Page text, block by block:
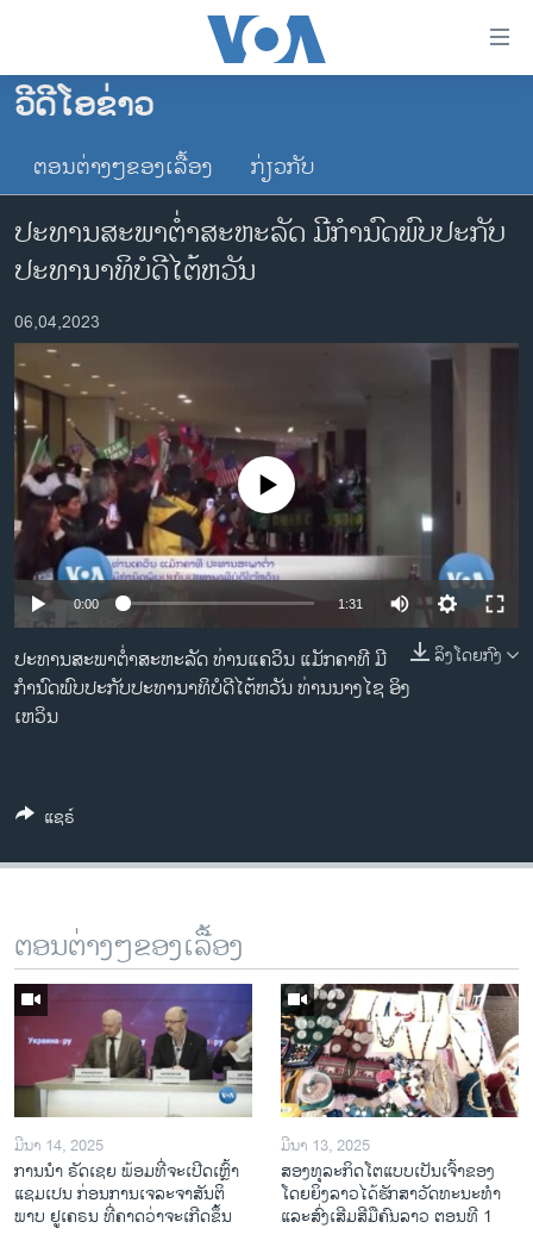
ເຂົ້າ
ຂ້າມ
ຂ້າມ
ໄປ
ຫາ
ຊອກ
ຄົ້ນ
ໂຮມເພຈ
ລາວ
ການເລືອກຕັ້ງ ປະທານາທີບໍດີ ສະຫະລັດ 2024
ໂລກ
ເອເຊຍ
ອິດສະຫຼະພາບດ້ານການຂ່າວ
ຊີວິດຊາວລາວ
ຊຸມຊົນຊາວລາວ
ວິທະຍາສາດ-ເທັກໂນໂລຈີ
ທຸລະກິດ
ວີດີໂອ
ສຽງ
ລາຍງານ
ວີດີໂອຂ່າວ
ຕອນຕ່າງໆຂອງເລື້ອງ ກ່ຽວກັບ
ປະທານສະພາຕ່ຳສະຫະລັດ ມີກຳນົດພົບປະກັບ
ປະທານາທິບໍດີໄຕ້ຫວັນ
06,04,2023
No media source currently available
0:00 1:31
ລິງໂດຍກົງ
ປະທານສະພາຕ່ຳສະຫະລັດ ທ່ານແຄວິນ ແມັກຄາທີ ມີ
ກຳນົດພົບປະກັບປະທານາທິບໍດີໄຕ້ຫວັນ ທ່ານນາງໄຊ ອິງ
ເຫວິນ
ແຊຣ໌
ຕອນຕ່າງໆຂອງເລື້ອງ
ມີນາ 14, 2025
ການ​ນຳ ຣັດ​ເຊຍ ພ້ອມ​ທີ່​ຈະ​ເປີ​ດ​ເຫຼົ້າ​
ແຊມ​ເປນ ກ່ອນການ​ເຈ​ລະ​ຈາ​ສັນ​ຕິ​
ພາບ ຢູ​ເຄ​ຣນ ທີ່​ຄາດ​ວ່າ​ຈະ​ເກີດ​ຂຶ້ນ
ມີນາ 13, 2025
ສອງທຸລະກິດໂຕແບບເປັນເຈົ້າຂອງ
ໂດຍຍິງລາວໄດ້ຮັກສາວັດທະນະທຳ
ແລະສົ່ງເສີມສີມືຄົນລາວ ຕອນທີ 1